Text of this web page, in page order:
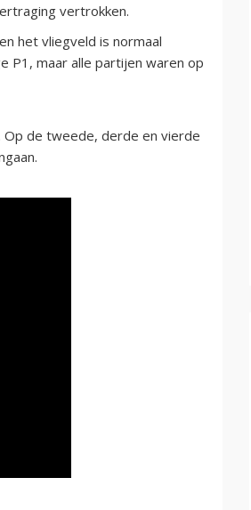
vertrokken.
het vliegveld is normaal
P1, maar alle partijen waren op
de tweede, derde en vierde